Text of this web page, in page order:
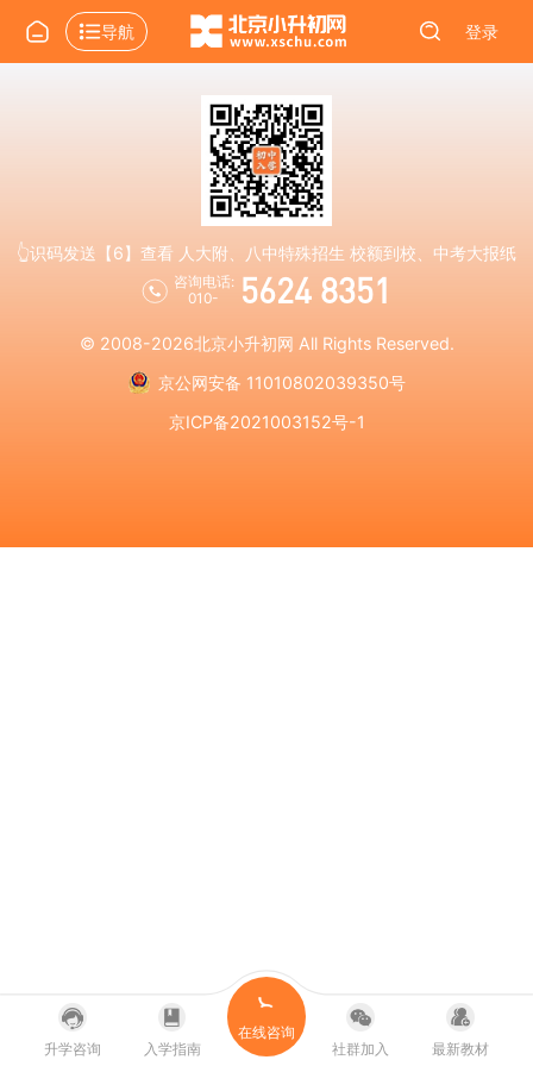
导航 登录
👆识码发送【6】查看 人大附、八中特殊招生 校额到校、中考大报纸
咨询电话:
010-
5624 8351
© 2008-2026北京小升初网 All Rights Reserved.
京公网安备 11010802039350号
京ICP备2021003152号-1
升学咨询 入学指南
在线咨询
社群加入
最新教材